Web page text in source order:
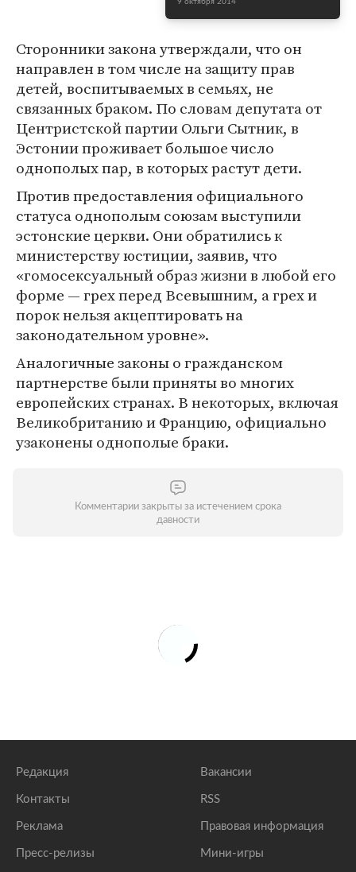
9 октября 2014
Сторонники закона утверждали, что он
направлен в том числе на защиту прав
детей, воспитываемых в семьях, не
связанных браком. По словам депутата от
Центристской партии Ольги Сытник, в
Эстонии проживает большое число
однополых пар, в которых растут дети.
Против предоставления официального
статуса однополым союзам выступили
эстонские церкви. Они обратились к
министерству юстиции, заявив, что
«гомосексуальный образ жизни в любой его
форме — грех перед Всевышним, а грех и
порок нельзя акцептировать на
законодательном уровне».
Аналогичные законы о гражданском
партнерстве были приняты во многих
европейских странах. В некоторых, включая
Великобританию и Францию, официально
узаконены однополые браки.
Комментарии закрыты за истечением срока
давности
Редакция
Контакты
Реклама
Пресс-релизы
Вакансии
RSS
Правовая информация
Мини-игры